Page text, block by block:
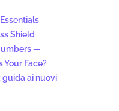
Shield
—
Face?
guida ai nuovi